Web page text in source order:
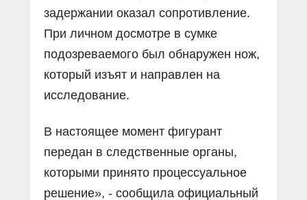
задержании оказал сопротивление.
При личном досмотре в сумке
подозреваемого был обнаружен нож,
который изъят и направлен на
исследование.
В настоящее момент фигурант
передан в следственные органы,
которыми принято процессуальное
решение», - сообщила официальный